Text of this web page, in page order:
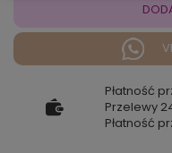
Płatność
Przelewy
Płatność